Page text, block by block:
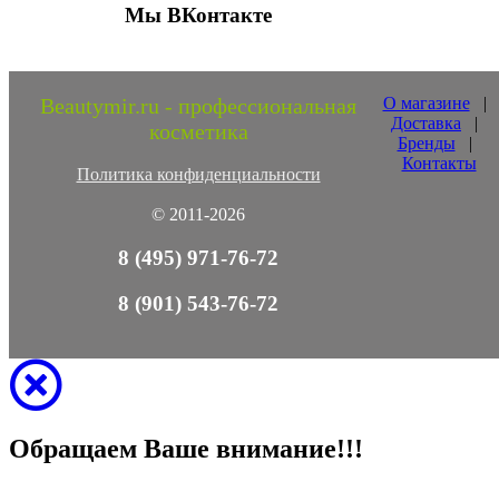
Мы ВКонтакте
Beautymir.ru - профессиональная
косметика
Политика конфиденциальности
© 2011-2026
О магазине|
Доставка |
Бренды |
Контакты
8 (495) 971-76-72
8 (901) 543-76-72
Обращаем Ваше внимание!!!